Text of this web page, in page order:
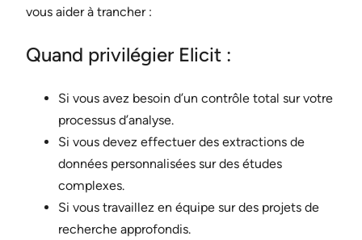
vous aider à trancher :
Quand privilégier Elicit :
Si vous avez besoin d’un contrôle total sur votre
processus d’analyse.
Si vous devez effectuer des extractions de
données personnalisées sur des études
complexes.
Si vous travaillez en équipe sur des projets de
recherche approfondis.